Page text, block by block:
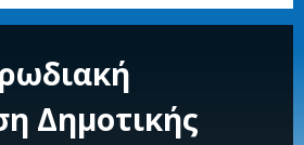
Δημοτικής